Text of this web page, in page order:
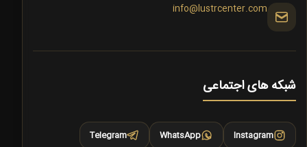
info@lustrcenter.com
شبکه های اجتماعی
Instagram
WhatsApp
Telegram